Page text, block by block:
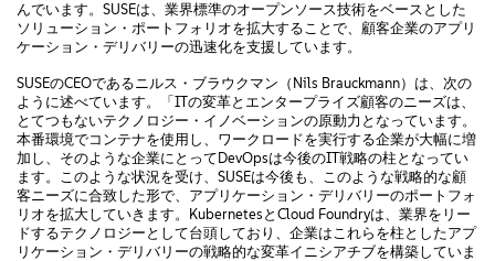
んでいます。SUSEは、業界標準のオープンソース技術をベースとした
ソリューション・ポートフォリオを拡大することで、顧客企業のアプリ
ケーション・デリバリーの迅速化を支援しています。
SUSEのCEOであるニルス・ブラウクマン（Nils Brauckmann）は、次の
ように述べています。「ITの変革とエンタープライズ顧客のニーズは、
とてつもないテクノロジー・イノベーションの原動力となっています。
本番環境でコンテナを使用し、ワークロードを実行する企業が大幅に増
加し、そのような企業にとってDevOpsは今後のIT戦略の柱となってい
ます。このような状況を受け、SUSEは今後も、このような戦略的な顧
客ニーズに合致した形で、アプリケーション・デリバリーのポートフォ
リオを拡大していきます。KubernetesとCloud Foundryは、業界をリー
ドするテクノロジーとして台頭しており、企業はこれらを柱としたアプ
リケーション・デリバリーの戦略的な変革イニシアチブを構築していま